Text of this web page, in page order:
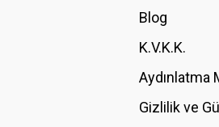
Ürün fiyatı diğer sitelerden daha
Bu ürüne benzer farklı
Blog
K.V.K.K.
Aydınlatma
Gizlilik ve